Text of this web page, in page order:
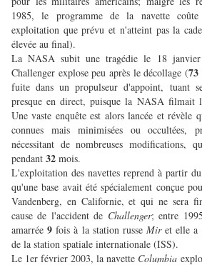
1985, le programme de la navette
exploitation que prévu et n'atteint pas la
élevée au final).
La NASA subit une tragédie le 18
Challenger explose peu après le décollage (73
fuite dans un propulseur d'appoint, tuant
presque en direct, puisque la NASA filmait
Une vaste enquête est alors lancée et révèle
connues mais minimisées ou occultées,
nécessitant de nombreuses modifications,
pendant 32 mois.
L'exploitation des navettes reprend à partir
qu'une base avait été spécialement conçue
Vandenberg, en Californie, et qui ne sera
cause de l'accident de Challenger; entre
amarrée9 fois à la station russeMiret elle a
de la station spatiale internationale (ISS).
Le 1er février 2003, la navette Columbia